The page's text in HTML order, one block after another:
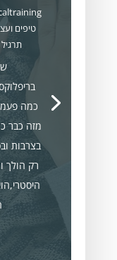
טיפים
כמה
מזה כבר
בצרבות
רק הולך